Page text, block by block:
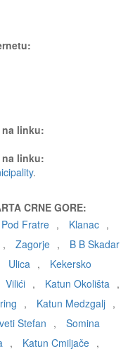
linku:
linku:
.
CRNE GORE:
Fratre , Klanac ,
, Zagorje ,
B B Skadar
Ulica ,
Kekersko
Vilići , Katun Okolišta ,
, Katun Medzgalj ,
Stefan ,
Somina
, Katun Cmiljače ,